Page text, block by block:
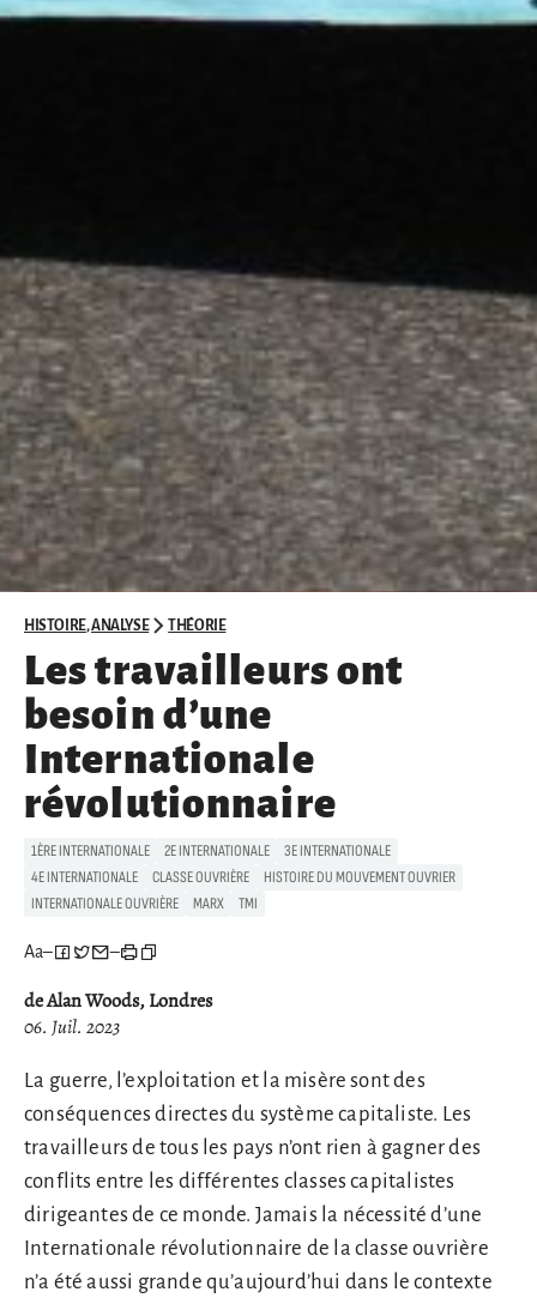
HISTOIRE,ANALYSE THÉORIE
Les travailleurs ont
besoin d’une
Internationale
révolutionnaire
1ÈRE INTERNATIONALE 2E INTERNATIONALE
3E INTERNATIONALE
4E INTERNATIONALE
CLASSE OUVRIÈRE
HISTOIRE DU MOUVEMENT OUVRIER
INTERNATIONALE OUVRIÈRE
MARX TMI
Aa– –
de Alan Woods, Londres
06. Juil. 2023
La guerre, l’exploitation et la misère sont des
conséquences directes du système capitaliste. Les
travailleurs de tous les pays n’ont rien à gagner des
conflits entre les différentes classes capitalistes
dirigeantes de ce monde. Jamais la nécessité d’une
Internationale révolutionnaire de la classe ouvrière
n’a été aussi grande qu’aujourd’hui dans le contexte